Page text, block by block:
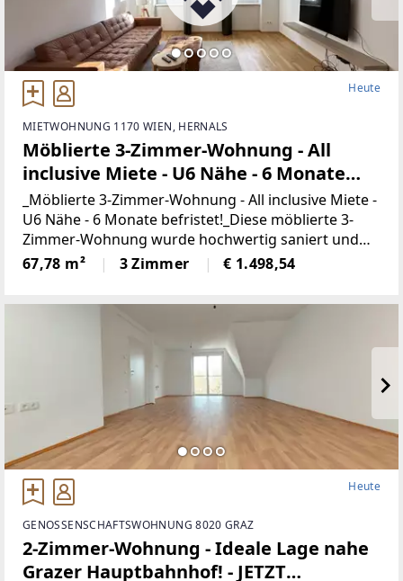
Heute
MIETWOHNUNG 1170 WIEN, HERNALS
Möblierte 3-Zimmer-Wohnung - All
inclusive Miete - U6 Nähe - 6 Monate
befristet - JETZT ANFRAGEN
_Möblierte 3-Zimmer-Wohnung - All inclusive Miete -
U6 Nähe - 6 Monate befristet!_Diese möblierte 3-
Zimmer-Wohnung wurde hochwertig saniert und
bietet Ihnen auf ca. 68 m² ein offenes Wohnkonzept
welches zum Wohlfühlen einlädt.Die Wohnung
67,78 m² 3 Zimmer € 1.498,54
Heute
GENOSSENSCHAFTSWOHNUNG 8020 GRAZ
2-Zimmer-Wohnung - Ideale Lage nahe
Grazer Hauptbahnhof! - JETZT